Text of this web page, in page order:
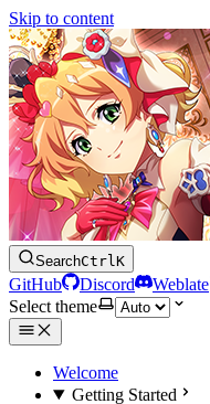
Skip to content
SearchCtrlK
GitHub Discord
Weblate
Select theme
Welcome
Getting Started